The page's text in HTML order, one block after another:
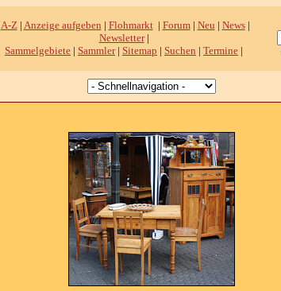
A-Z| Anzeige aufgeben | Flohmarkt| Forum| Neu | News|
Newsletter|
Sammelgebiete | Sammler| Sitemap | Suchen | Termine |